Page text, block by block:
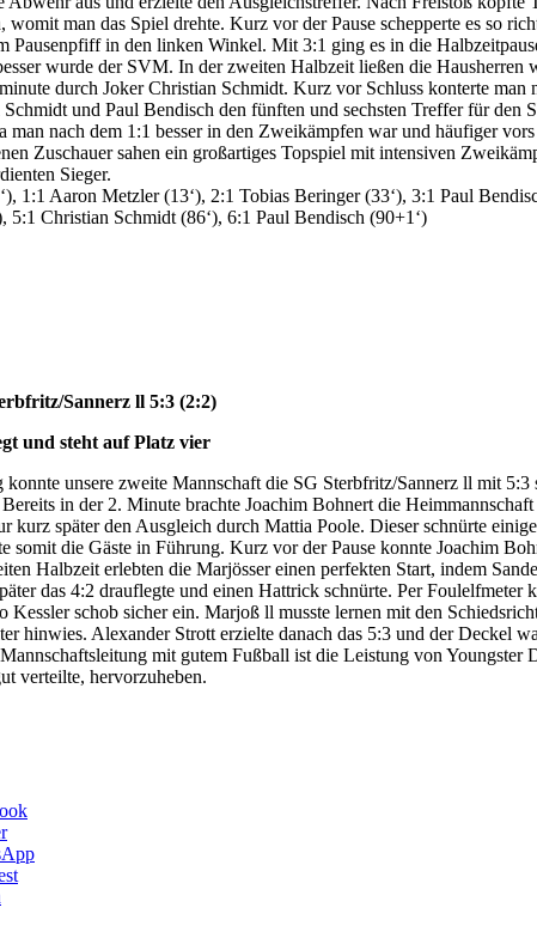
man das Spiel drehte. Kurz vor der Pause schepperte es so
Pausenpfiff in den linken Winkel. Mit 3:1 ging es in die
wurde der SVM. In der zweiten Halbzeit ließen die Hausherren
durch Joker Christian Schmidt. Kurz vor Schluss konterte man
und Paul Bendisch den fünften und sechsten Treffer für den
man nach dem 1:1 besser in den Zweikämpfen war und häufiger
Zuschauer sahen ein großartiges Topspiel mit intensiven
Sieger.
1:1 Aaron Metzler (13‘), 2:1 Tobias Beringer (33‘), 3:1 Paul
5:1 Christian Schmidt (86‘), 6:1 Paul Bendisch (90+1‘)
Sannerz ll 5:3 (2:2)
und steht auf Platz vier
konnte unsere zweite Mannschaft die SG Sterbfritz/Sannerz ll mit 5:3
in der 2. Minute brachte Joachim Bohnert die
kurz später den Ausgleich durch Mattia Poole. Dieser schnürte
somit die Gäste in Führung. Kurz vor der Pause konnte Joachim
Halbzeit erlebten die Marjösser einen perfekten Start, indem
das 4:2 drauflegte und einen Hattrick schnürte. Per Foulelfmeter
Kessler schob sicher ein. Marjoß ll musste lernen mit den
hinwies. Alexander Strott erzielte danach das 5:3 und der Deckel
mit gutem Fußball ist die Leistung von Youngster
verteilte, hervorzuheben.